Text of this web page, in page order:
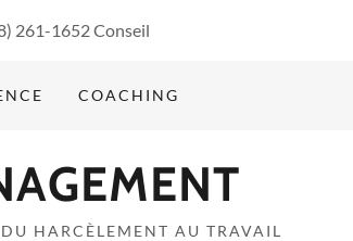
261-1652Conseil
COACHING
HARCÈLEMENT AU TRAVAIL